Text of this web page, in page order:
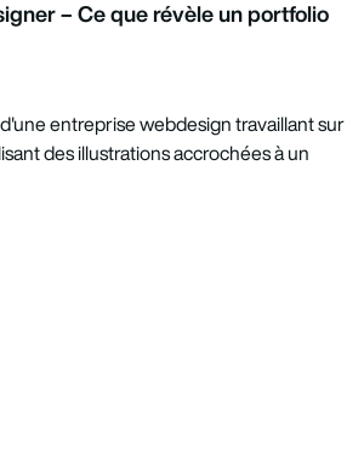
– Ce que révèle un portfolio